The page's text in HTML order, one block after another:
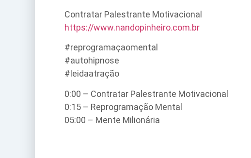
Contratar Palestrante Motivacional
https://www.nandopinheiro.com.br
#reprogramaçaomental
#autohipnose
#leidaatração
0:00 – Contratar Palestrante Motivacional
0:15 – Reprogramação Mental
05:00 – Mente Milionária